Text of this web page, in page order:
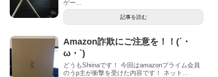
ゲー...
記事を読む
Amazon詐欺にご注意を！！(´・
ω・`)
どうもShiinaです！ 今回はamazonプライム会員
のうp主が衝撃を受けた内容です！ ネット...